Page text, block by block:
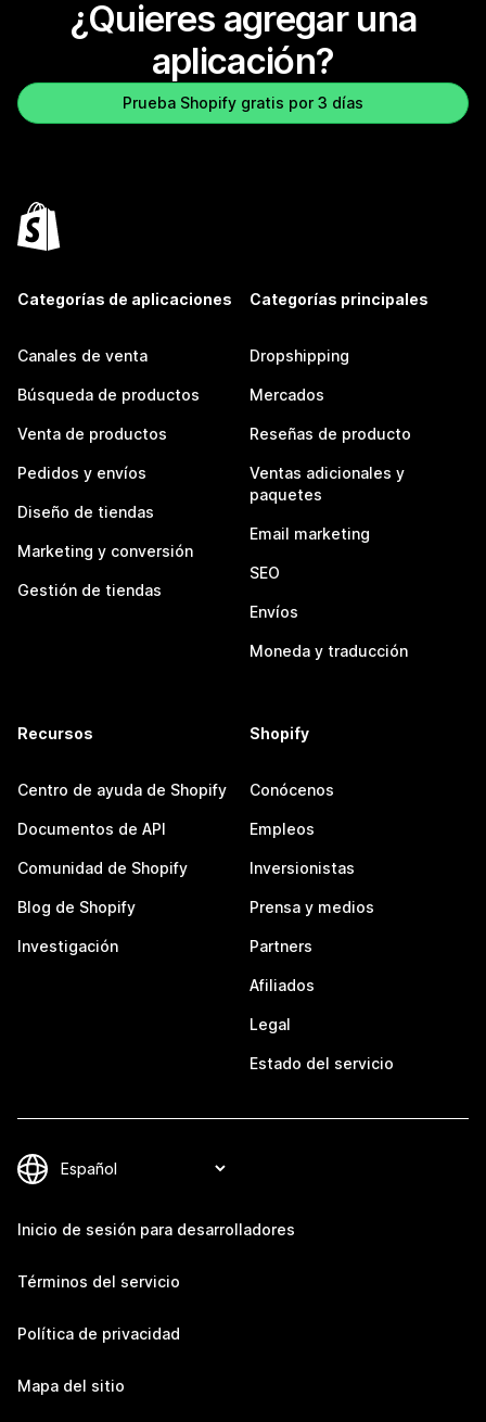
¿Quieres agregar una
aplicación?
Prueba Shopify gratis por 3 días
Categorías de aplicaciones
Canales de venta
Búsqueda de productos
Venta de productos
Pedidos y envíos
Diseño de tiendas
Marketing y conversión
Gestión de tiendas
Categorías principales
Dropshipping
Mercados
Reseñas de producto
Ventas adicionales y
paquetes
Email marketing
SEO
Envíos
Moneda y traducción
Recursos
Centro de ayuda de Shopify
Documentos de API
Comunidad de Shopify
Blog de Shopify
Investigación
Shopify
Conócenos
Empleos
Inversionistas
Prensa y medios
Partners
Afiliados
Legal
Estado del servicio
Inicio de sesión para desarrolladores
Términos del servicio
Política de privacidad
Mapa del sitio